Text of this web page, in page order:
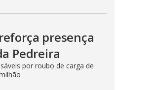
presença
Pedreira
por roubo de carga de